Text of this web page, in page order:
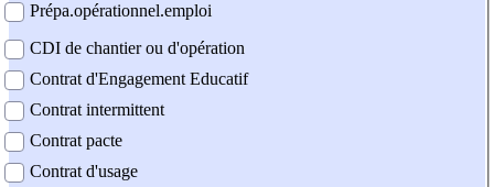
Prépa.opérationnel.emploi
CDI de chantier ou d'opération
Contrat d'Engagement Educatif
Contrat intermittent
Contrat pacte
Contrat d'usage